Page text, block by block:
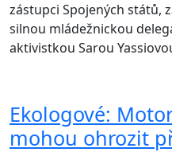
zástupci Spojených států,
silnou mládežnickou
aktivistkou Sarou
Ekologové:
mohou ohrozit